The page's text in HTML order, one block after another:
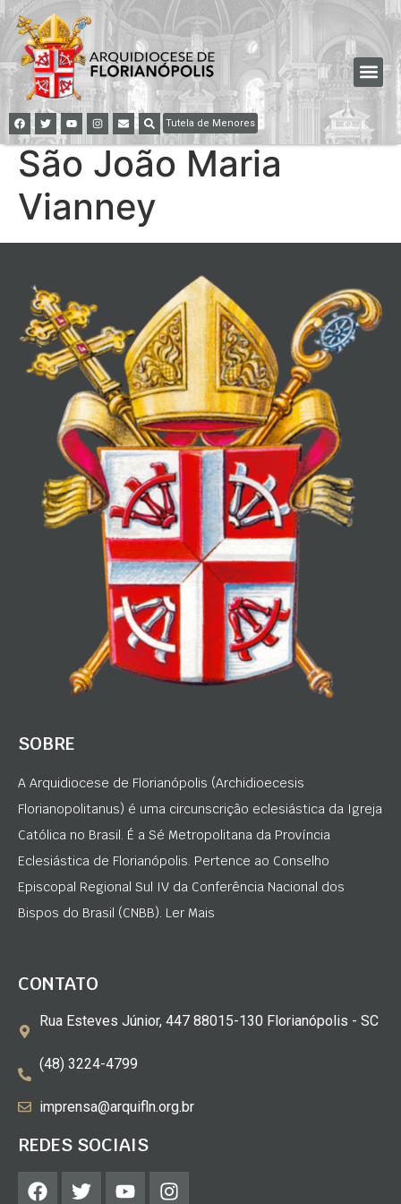
Tutela de Menores
São João Maria
Vianney
SOBRE
A Arquidiocese de Florianópolis (Archidioecesis
Florianopolitanus) é uma circunscrição eclesiástica da Igreja
Católica no Brasil. É a Sé Metropolitana da Província
Eclesiástica de Florianópolis. Pertence ao Conselho
Episcopal Regional Sul IV da Conferência Nacional dos
Bispos do Brasil (CNBB). Ler Mais
CONTATO
Rua Esteves Júnior, 447 88015-130 Florianópolis - SC
(48) 3224-4799
imprensa@arquifln.org.br
REDES SOCIAIS